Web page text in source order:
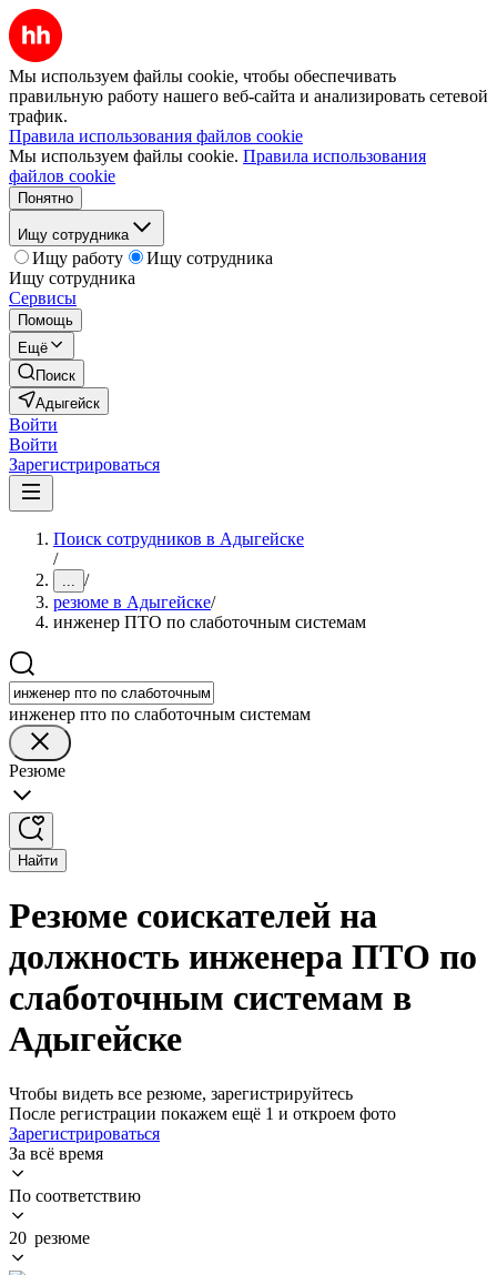
Мы используем файлы cookie, чтобы обеспечивать
правильную работу нашего веб-сайта и анализировать сетевой
трафик.
Правила использования файлов cookie
Мы используем файлы cookie. Правила использования
файлов cookie
Понятно
Ищу сотрудника
Ищу работу
Ищу сотрудника
Ищу сотрудника
Сервисы
Помощь
Ещё
Поиск
Адыгейск
Войти
Войти
Зарегистрироваться
Поиск сотрудников в Адыгейске
/
... /
резюме в Адыгейске/
инженер ПТО по слаботочным системам
инженер пто по слаботочным системам
Резюме
Найти
Резюме соискателей на
должность инженера ПТО по
слаботочным системам в
Адыгейске
Чтобы видеть все резюме, зарегистрируйтесь
После регистрации покажем ещё 1 и откроем фото
Зарегистрироваться
За всё время
По соответствию
20 резюме